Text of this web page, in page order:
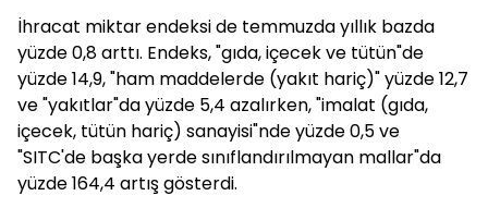
İhracat miktar endeksi de temmuzda yıllık bazda
yüzde 0,8 arttı. Endeks, "gıda, içecek ve tütün"de
yüzde 14,9, "ham maddelerde (yakıt hariç)" yüzde 12,7
ve "yakıtlar"da yüzde 5,4 azalırken, "imalat (gıda,
içecek, tütün hariç) sanayisi"nde yüzde 0,5 ve
"SITC'de başka yerde sınıflandırılmayan mallar"da
yüzde 164,4 artış gösterdi.